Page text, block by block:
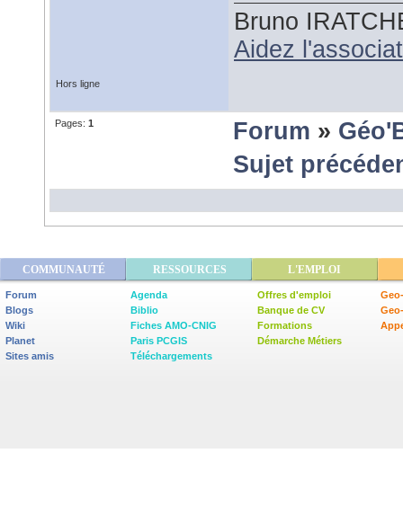
Bruno
Aidez
Hors ligne
Pages: 1 Forum »
Sujet
COMMUNAUTÉ RESSOURCES L'EMPLOI
Forum
Blogs
Wiki
Planet
Sites amis
Agenda
Biblio
Fiches AMO-CNIG
Paris PCGIS
Téléchargements
Offres d'emploi
Banque de CV
Formations
Démarche Métiers